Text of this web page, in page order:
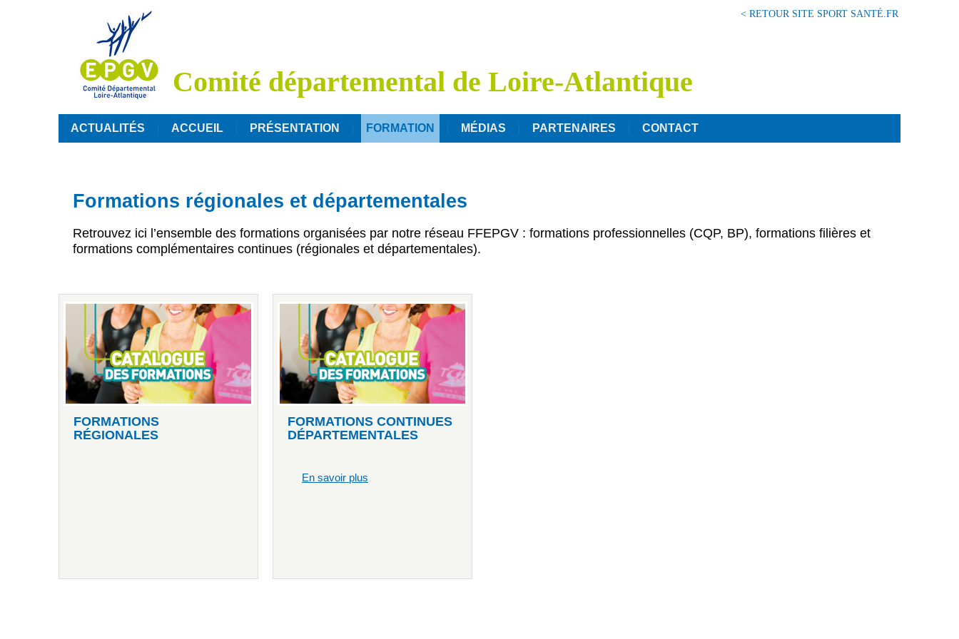
< RETOUR SITE SPORT SANTÉ.FR
Comité départemental de Loire-Atlantique
ACTUALITÉS ACCUEIL PRÉSENTATION FORMATION MÉDIAS PARTENAIRES CONTACT
Formations régionales et départementales
Retrouvez ici l’ensemble des formations organisées par notre réseau FFEPGV : formations professionnelles (CQP, BP), formations filières et
formations complémentaires continues (régionales et départementales).
FORMATIONS
RÉGIONALES
FORMATIONS CONTINUES
DÉPARTEMENTALES
En savoir plus